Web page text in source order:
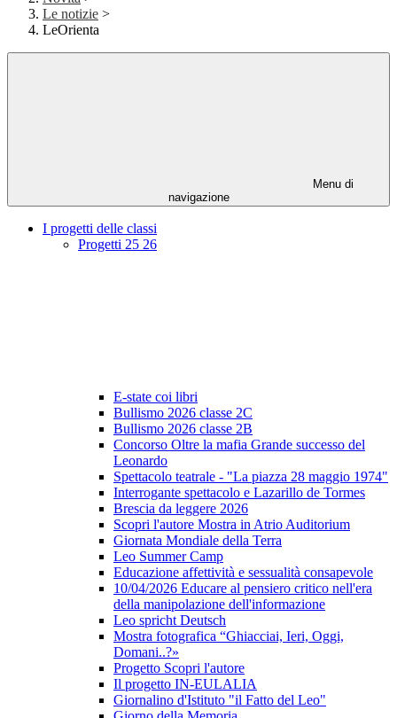
Le notizie >
LeOrienta
Menu di
navigazione
I progetti delle classi
Progetti 25 26
E-state coi libri
Bullismo 2026 classe 2C
Bullismo 2026 classe 2B
Concorso Oltre la mafia Grande successo del
Leonardo
Spettacolo teatrale - "La piazza 28 maggio 1974"
Interrogante spettacolo e Lazarillo de Tormes
Brescia da leggere 2026
Scopri l'autore Mostra in Atrio Auditorium
Giornata Mondiale della Terra
Leo Summer Camp
Educazione affettività e sessualità consapevole
10/04/2026 Educare al pensiero critico nell'era
della manipolazione dell'informazione
Leo spricht Deutsch
Mostra fotografica “Ghiacciai, Ieri, Oggi,
Domani..?»
Progetto Scopri l'autore
Il progetto IN-EULALIA
Giornalino d'Istituto "il Fatto del Leo"